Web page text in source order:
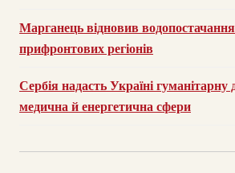
Марганець відновив
прифронтових регіонів
Сербія надасть Україні гуманітарну
медична й енергетична сфери